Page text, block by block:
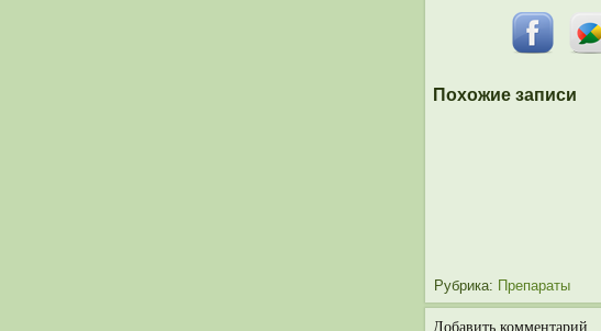
Похожие записи
Рубрика: Препараты
Добавить комментарий